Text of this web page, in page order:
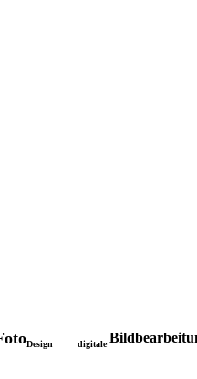
Design digitale